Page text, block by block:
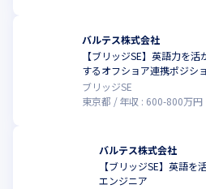
バルテス株式会社
【ブリッジSE】英語力を
するオフショア連携ポジシ
ブリッジSE
東京都
年収 : 600-800万円
バルテス株式会社
【ブリッジSE】英語
エンジニア